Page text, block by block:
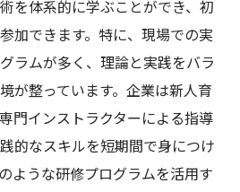
三郷市で成功するための秘訣
筋工として成功するための戦
筋工の成功者の体験談
リア形成のためのアドバイス
初に直面する課題とその克服
を体系的に学ぶことができ、初
加できます。特に、現場での実
ラムが多く、理論と実践をバラ
が整っています。企業は新人育
門インストラクターによる指導
的なスキルを短期間で身につけ
ような研修プログラムを活用す